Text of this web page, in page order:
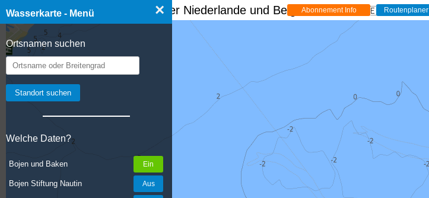
Wasserkarte - Menü ×
Ortsnamen suchen
Welche Daten?
Bojen und Baken
Bojen Stiftung Nautin
☰ Wasserkarte Deutschland, der Niederlande und Belgien - Live 🇩🇪